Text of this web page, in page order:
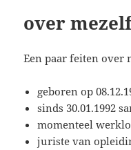
over
Een paar feiten over
geboren op
sinds 30.01.1992
momenteel
juriste van